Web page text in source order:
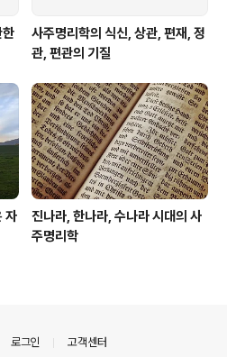
한
사주명리학의 식신, 상관, 편재, 정
관, 편관의 기질
자
진나라, 한나라, 수나라 시대의 사
주명리학
로그인 고객센터